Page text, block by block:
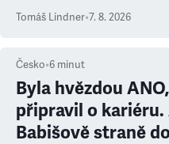
prioritu
Tomáš Lindner•7. 8. 2026
Česko•6 minut
Byla hvězdou
připravil o
Babišově straně